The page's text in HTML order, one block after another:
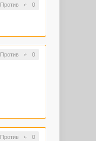
Против 0
Против 0
Против 0